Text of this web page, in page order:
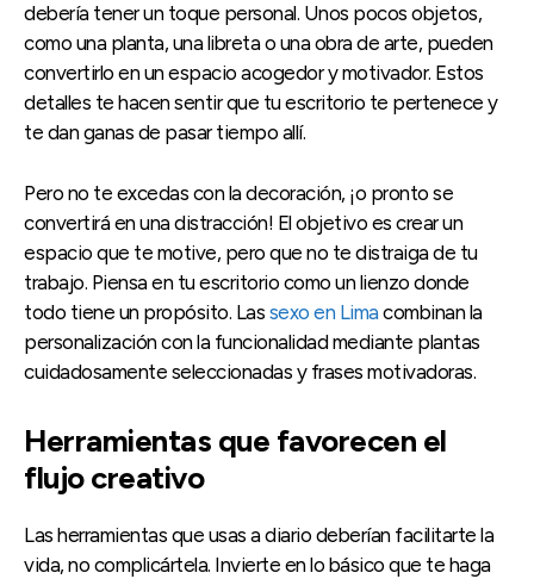
debería tener un toque personal. Unos pocos objetos,
como una planta, una libreta o una obra de arte, pueden
convertirlo en un espacio acogedor y motivador. Estos
detalles te hacen sentir que tu escritorio te pertenece y
te dan ganas de pasar tiempo allí.
Pero no te excedas con la decoración, ¡o pronto se
convertirá en una distracción! El objetivo es crear un
espacio que te motive, pero que no te distraiga de tu
trabajo. Piensa en tu escritorio como un lienzo donde
todo tiene un propósito. Las sexo en Lima combinan la
personalización con la funcionalidad mediante plantas
cuidadosamente seleccionadas y frases motivadoras.
Herramientas que favorecen el
flujo creativo
Las herramientas que usas a diario deberían facilitarte la
vida, no complicártela. Invierte en lo básico que te haga